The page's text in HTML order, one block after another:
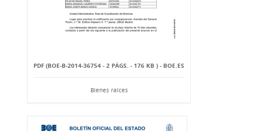
PDF (BOE-B-2014-36754 - 2 PÁGS. - 176 KB ) - BOE.ES
Bienes raíces